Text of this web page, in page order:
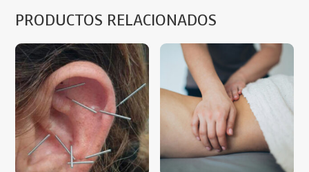
PRODUCTOS RELACIONADOS